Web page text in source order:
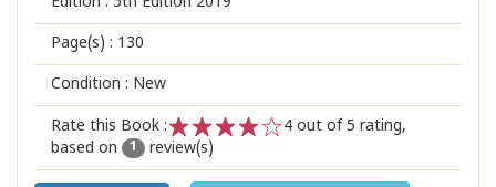
Page(s) : 130
Condition : New
Rate this Book :
2
1
4 out of 5 rating,
based on
1 review(s)